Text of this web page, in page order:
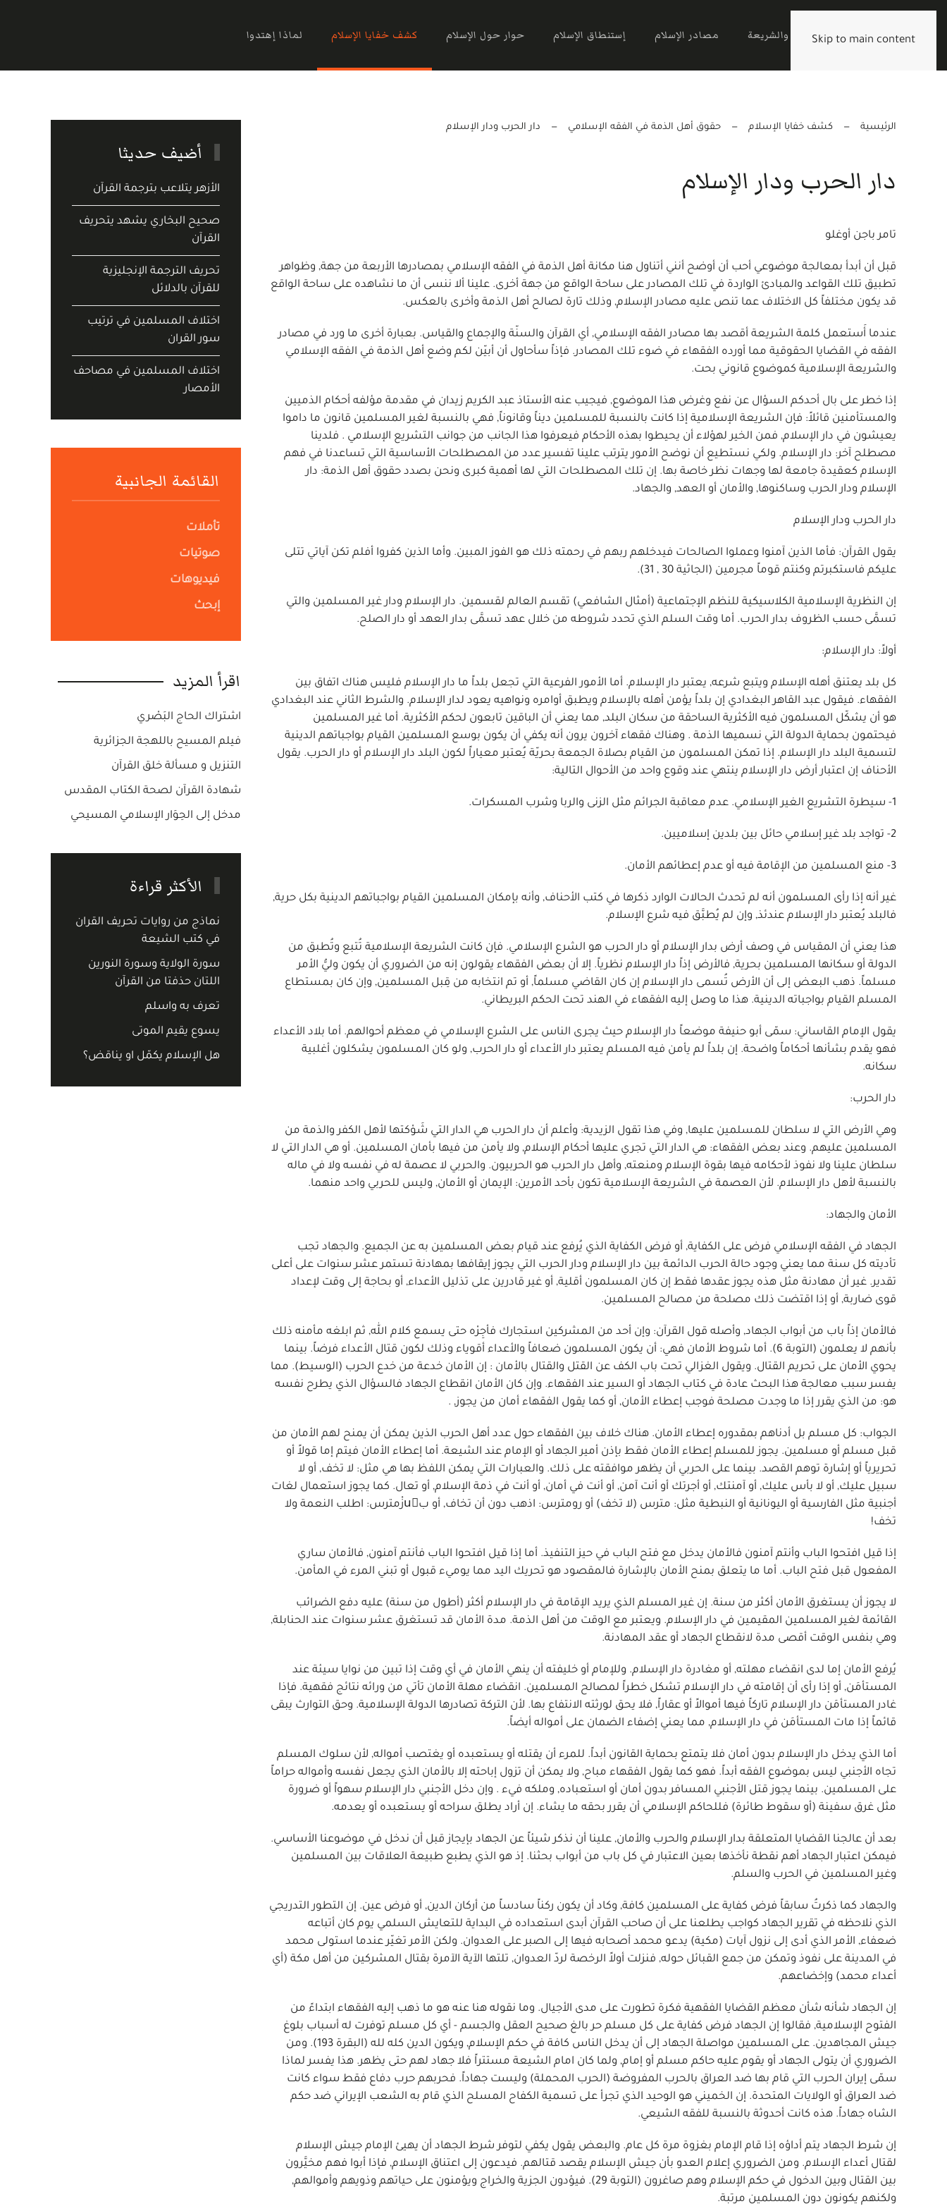
Skip to main content
الرئيسية القرآن والشريعة مصادر الإسلام إستنطاق الإسلام حوار حول الإسلام كشف خفايا الإسلام لماذا إهتدوا
الرئيسية كشف خفايا الإسلام حقوق أهل الذمة في الفقه الإسلامي دار الحرب ودار الإسلام
دار الحرب ودار الإسلام
تامر باجن أوغلو
قبل أن أبدأ بمعالجة موضوعي أحب أن أوضح أنني أتناول هنا مكانة أهل الذمة في الفقه الإسلامي بمصادرها الأربعة من جهة, وظواهر
تطبيق تلك القواعد والمبادئ الواردة في تلك المصادر على ساحة الواقع من جهة أخرى. علينا ألا ننسى أن ما نشاهده على ساحة الواقع
قد يكون مختلفاً كل الاختلاف عما تنص عليه مصادر الإسلام, وذلك تارة لصالح أهل الذمة وأخرى بالعكس.
عندما أَستعمل كلمة الشريعة أقصد بها مصادر الفقه الإسلامي, أي القرآن والسنّة والإجماع والقياس. بعبارة أخرى ما ورد في مصادر
الفقه في القضايا الحقوقية مما أورده الفقهاء في ضوء تلك المصادر. فإذاً سأحاول أن أبيّن لكم وضع أهل الذمة في الفقه الإسلامي
والشريعة الإسلامية كموضوع قانوني بحت.
إذا خطر على بال أحدكم السؤال عن نفع وغرض هذا الموضوع, فيجيب عنه الأستاذ عبد الكريم زيدان في مقدمة مؤلفه أحكام الذميين
والمستأمنين قائلاً: فإن الشريعة الإسلامية إذا كانت بالنسبة للمسلمين ديناً وقانوناً, فهي بالنسبة لغير المسلمين قانون ما داموا
يعيشون في دار الإسلام, فمن الخير لهؤلاء أن يحيطوا بهذه الأحكام فيعرفوا هذا الجانب من جوانب التشريع الإسلامي . فلدينا
مصطلح آخر: دار الإسلام. ولكي نستطيع أن نوضح الأمور يترتب علينا تفسير عدد من المصطلحات الأساسية التي تساعدنا في فهم
الإسلام كعقيدة جامعة لها وجهات نظر خاصة بها. إن تلك المصطلحات التي لها أهمية كبرى ونحن بصدد حقوق أهل الذمة: دار
الإسلام ودار الحرب وساكنوها, والأمان أو العهد, والجهاد.
دار الحرب ودار الإسلام
يقول القرآن: فأما الذين آمنوا وعملوا الصالحات فيدخلهم ربهم في رحمته ذلك هو الفوز المبين. وأما الذين كفروا أفلم تكن آياتي تتلى
عليكم فاستكبرتم وكنتم قوماً مجرمين (الجاثية 30 , 31).
إن النظرية الإسلامية الكلاسيكية للنظم الإجتماعية (أمثال الشافعي) تقسم العالم لقسمين. دار الإسلام ودار غير المسلمين والتي
تسمَّى حسب الظروف بدار الحرب. أما وقت السلم الذي تحدد شروطه من خلال عهد تسمَّى بدار العهد أو دار الصلح.
أولاً: دار الإسلام:
كل بلد يعتنق أهله الإسلام ويتبع شرعه, يعتبر دار الإسلام. أما الأمور الفرعية التي تجعل بلداً ما دار الإسلام فليس هناك اتفاق بين
الفقهاء. فيقول عبد القاهر البغدادي إن بلداً يؤمن أهله بالإسلام ويطبق أوامره ونواهيه يعود لدار الإسلام. والشرط الثاني عند البغدادي
هو أن يشكّل المسلمون فيه الأكثرية الساحقة من سكان البلد, مما يعني أن الباقين تابعون لحكم الأكثرية. أما غير المسلمين
فيحتمون بحماية الدولة التي نسميها الذمة . وهناك فقهاء آخرون يرون أنه يكفي أن يكون بوسع المسلمين القيام بواجباتهم الدينية
لتسمية البلد دار الإسلام. إذا تمكن المسلمون من القيام بصلاة الجمعة بحريّة يُعتبر معياراً لكون البلد دار الإسلام أو دار الحرب. يقول
الأحناف إن اعتبار أرض دار الإسلام ينتهي عند وقوع واحد من الأحوال التالية:
1- سيطرة التشريع الغير الإسلامي. عدم معاقبة الجرائم مثل الزنى والربا وشرب المسكرات.
2- تواجد بلد غير إسلامي حائل بين بلدين إسلاميين.
3- منع المسلمين من الإقامة فيه أو عدم إعطائهم الأمان.
غير أنه إذا رأى المسلمون أنه لم تحدث الحالات الوارد ذكرها في كتب الأحناف, وأنه بإمكان المسلمين القيام بواجباتهم الدينية بكل حرية,
فالبلد يُعتبر دار الإسلام عندئذ, وإن لم يُطبَّق فيه شرع الإسلام.
هذا يعني أن المقياس في وصف أرض بدار الإسلام أو دار الحرب هو الشرع الإسلامي. فإن كانت الشريعة الإسلامية تُتبع وتُطبق من
الدولة أو سكانها المسلمين بحرية, فالأرض إذاً دار الإسلام نظرياً. إلا أن بعض الفقهاء يقولون إنه من الضروري أن يكون وليُّ الأمر
مسلماً. ذهب البعض إلى أن الأرض تُسمى دار الإسلام إن كان القاضي مسلماً, أو تم انتخابه من قِبل المسلمين, وإن كان بمستطاع
المسلم القيام بواجباته الدينية. هذا ما وصل إليه الفقهاء في الهند تحت الحكم البريطاني.
يقول الإمام القاساني: سمّى أبو حنيفة موضعاً دار الإسلام حيث يجرى الناس على الشرع الإسلامي في معظم أحوالهم. أما بلاد الأعداء
فهو يقدم بشأنها أحكاماً واضحة. إن بلداً لم يأمن فيه المسلم يعتبر دار الأعداء أو دار الحرب, ولو كان المسلمون يشكلون أغلبية
سكانه.
دار الحرب:
وهي الأرض التي لا سلطان للمسلمين عليها, وفي هذا تقول الزيدية: وأعلم أن دار الحرب هي الدار التي شَوْكتها لأهل الكفر والذمة من
المسلمين عليهم. وعند بعض الفقهاء: هي الدار التي تجري عليها أحكام الإسلام, ولا يأمن من فيها بأمان المسلمين. أو هي الدار التي لا
سلطان علينا ولا نفوذ لأحكامه فيها بقوة الإسلام ومنعته, وأهل دار الحرب هو الحربيون. والحربي لا عصمة له في نفسه ولا في ماله
بالنسبة لأهل دار الإسلام. لأن العصمة في الشريعة الإسلامية تكون بأحد الأمرين: الإيمان أو الأمان, وليس للحربي واحد منهما.
الأمان والجهاد:
الجهاد في الفقه الإسلامي فرض على الكفاية, أو فرض الكفاية الذي يُرفع عند قيام بعض المسلمين به عن الجميع. والجهاد تجب
تأديته كل سنة مما يعني وجود حالة الحرب الدائمة بين دار الإسلام ودار الحرب التي يجوز إيقافها بمهادنة تستمر عشر سنوات على أعلى
تقدير. غير أن مهادنة مثل هذه يجوز عقدها فقط إن كان المسلمون أقلية, أو غير قادرين على تذليل الأعداء, أو بحاجة إلى وقت لإعداد
قوى ضاربة, أو إذا اقتضت ذلك مصلحة من مصالح المسلمين.
فالأمان إذاً باب من أبواب الجهاد, وأصله قول القرآن: وإن أحد من المشركين استجارك فأجِرْه حتى يسمع كلام الله, ثم ابلغه مأمنه ذلك
بأنهم لا يعلمون (التوبة 6). أما شروط الأمان فهي: أن يكون المسلمون ضعافاً والأعداء أقوياء وذلك لكون قتال الأعداء فرضاً. بينما
يحوي الأمان على تحريم القتال. ويقول الغزالي تحت باب الكف عن القتل والقتال بالأمان : إن الأمان خدعة من خدع الحرب (الوسيط). مما
يفسر سبب معالجة هذا البحث عادة في كتاب الجهاد أو السير عند الفقهاء. وإن كان الأمان انقطاع الجهاد فالسؤال الذي يطرح نفسه
هو: من الذي يقرر إذا ما وجدت مصلحة فوجب إعطاء الأمان, أو كما يقول الفقهاء أمان من يجوز, .
الجواب: كل مسلم بل أدناهم بمقدوره إعطاء الأمان. هناك خلاف بين الفقهاء حول عدد أهل الحرب الذين يمكن أن يمنح لهم الأمان من
قبل مسلم أو مسلمين. يجوز للمسلم إعطاء الأمان فقط بإذن أمير الجهاد أو الإمام عند الشيعة. أما إعطاء الأمان فيتم إما قولاً أو
تحريرياً أو إشارة توهم القصد. بينما على الحربي أن يظهر موافقته على ذلك. والعبارات التي يمكن اللفظ بها هي مثل: لا تخف, أو لا
سبيل عليك, أو لا بأس عليك, أو آمنتك, أو أجرتك أو أنت آمن, أو أنت في أمان, أو أنت في ذمة الإسلام, أو تعال. كما يجوز استعمال لغات
أجنبية مثل الفارسية أو اليونانية أو النبطية مثل: مترس (لا تخف) أو رومترس: اذهب دون أن تخاف, أو بuُزْمترس: اطلب النعمة ولا
تخف!
إذا قيل افتحوا الباب وأنتم آمنون فالأمان يدخل مع فتح الباب في حيز التنفيذ. أما إذا قيل افتحوا الباب فأنتم آمنون, فالأمان ساري
المفعول قبل فتح الباب. أما ما يتعلق بمنح الأمان بالإشارة فالمقصود هو تحريك اليد مما يوميء قبول أو تبني المرء في المأمن.
لا يجوز أن يستغرق الأمان أكثر من سنة. إن غير المسلم الذي يريد الإقامة في دار الإسلام أكثر (أطول من سنة) عليه دفع الضرائب
القائمة لغير المسلمين المقيمين في دار الإسلام. ويعتبر مع الوقت من أهل الذمة. مدة الأمان قد تستغرق عشر سنوات عند الحنابلة,
وهي بنفس الوقت أقصى مدة لانقطاع الجهاد أو عقد المهادنة.
يُرفع الأمان إما لدى انقضاء مهلته, أو مغادرة دار الإسلام. وللإمام أو خليفته أن ينهي الأمان في أي وقت إذا تبين من نوايا سيئة عند
المستأمَن, أو إذا رأى أن إقامته في دار الإسلام تشكل خطراً لمصالح المسلمين. انقضاء مهلة الأمان تأتي من ورائه نتائج فقهية. فإذا
غادر المستأمَن دار الإسلام تاركاً فيها أموالاً أو عقاراً, فلا يحق لورثته الانتفاع بها. لأن التركة تصادرها الدولة الإسلامية. وحق التوارث يبقى
قائماً إذا مات المستأمَن في دار الإسلام, مما يعني إضفاء الضمان على أمواله أيضاً.
أما الذي يدخل دار الإسلام بدون أمان فلا يتمتع بحماية القانون أبداً. للمرء أن يقتله أو يستعبده أو يغتصب أمواله, لأن سلوك المسلم
تجاه الأجنبي ليس بموضوع الفقه أبداً. فهو كما يقول الفقهاء مباح, ولا يمكن أن تزول إباحته إلا بالأمان الذي يجعل نفسه وأمواله حراماً
على المسلمين. بينما يجوز قتل الأجنبي المسافر بدون أمان أو استعباده, وملكه فيء . وإن دخل الأجنبي دار الإسلام سهواً أو ضرورة
مثل غرق سفينة (أو سقوط طائرة) فللحاكم الإسلامي أن يقرر بحقه ما يشاء. إن أراد يطلق سراحه أو يستعبده أو يعدمه.
بعد أن عالجنا القضايا المتعلقة بدار الإسلام والحرب والأمان, علينا أن نذكر شيئاً عن الجهاد بإيجاز قبل أن ندخل في موضوعنا الأساسي.
فيمكن اعتبار الجهاد أهم نقطة نأخذها بعين الاعتبار في كل باب من أبواب بحثنا. إذ هو الذي يطبع طبيعة العلاقات بين المسلمين
وغير المسلمين في الحرب والسلم.
والجهاد كما ذكرتُ سابقاً فرض كفاية على المسلمين كافة, وكاد أن يكون ركناً سادساً من أركان الدين, أو فرض عين. إن التطور التدريجي
الذي نلاحظه في تقرير الجهاد كواجب يطلعنا على أن صاحب القرآن أبدى استعداده في البداية للتعايش السلمي يوم كان أتباعه
ضعفاء, الأمر الذي أدى إلى نزول آيات (مكية) يدعو محمد أصحابه فيها إلى الصبر على العدوان. ولكن الأمر تغيّر عندما استولى محمد
في المدينة على نفوذ وتمكن من جمع القبائل حوله, فنزلت أولاً الرخصة لردّ العدوان, تلتها الآية الآمرة بقتال المشركين من أهل مكة (أي
أعداء محمد) وإخضاعهم.
إن الجهاد شأنه شأن معظم القضايا الفقهية فكرة تطورت على مدى الأجيال. وما نقوله هنا عنه هو ما ذهب إليه الفقهاء ابتداءً من
الفتوح الإسلامية, فقالوا إن الجهاد فرض كفاية على كل مسلم حر بالغ صحيح العقل والجسم - أي كل مسلم توفرت له أسباب بلوغ
جيش المجاهدين. على المسلمين مواصلة الجهاد إلى أن يدخل الناس كافة في حكم الإسلام, ويكون الدين كله لله (البقرة 193). ومن
الضروري أن يتولى الجهاد أو يقوم عليه حاكم مسلم أو إمام, ولما كان امام الشيعة مستتراً فلا جهاد لهم حتى يظهر. هذا يفسر لماذا
سمّى إيران الحرب التي قام بها ضد العراق بالحرب المفروضة (الحرب المحملة) وليست جهاداً. فحربهم حرب دفاع فقط سواء كانت
ضد العراق أو الولايات المتحدة. إن الخميني هو الوحيد الذي تجرأ على تسمية الكفاح المسلح الذي قام به الشعب الإيراني ضد حكم
الشاه جهاداً. هذه كانت أحدوثة بالنسبة للفقه الشيعي.
إن شرط الجهاد يتم أداؤه إذا قام الإمام بغزوة مرة كل عام. والبعض يقول يكفي لتوفر شرط الجهاد أن يهيئ الإمام جيش الإسلام
لقتال أعداء الإسلام. ومن الضروري إعلام العدو بأن جيش الإسلام يقصد قتالهم. فيدعون إلى اعتناق الإسلام, فإذا أبوا فهم مخيَّرون
بين القتال وبين الدخول في حكم الإسلام وهم صاغرون (التوبة 29). فيؤدون الجزية والخراج ويؤمنون على حياتهم وذويهم وأموالهم,
ولكنهم يكونون دون المسلمين مرتبة.
أضيف حديثا
الأزهر يتلاعب بترجمة القرآن
صحيح البخاري يشهد يتحريف
القرآن
تحريف الترجمة الإنجليزية
للقرآن بالدلائل
اختلاف المسلمين في ترتيب
سور القران
اختلاف المسلمين في مصاحف
الأمصار
القائمة الجانبية
تأملات
صوتيات
فيديوهات
إبحث
اقرأ المزيد
اشتراك الحاج البَصْري
فيلم المسيح باللهجة الجزائرية
التنزيل و مسألة خلق القرآن
شهادة القرآن لصحة الكتاب المقدس
مدخل إلى الحِوَار الإسلامي المسيحي
الأكثر قراءة
نماذج من روايات تحريف القران
في كتب الشيعة
سورة الولاية وسورة النورين
اللتان حذفتا من القرآن
تعرف به واسلم
يسوع يقيم الموتى
هل الإسلام يكمّل او يناقض؟